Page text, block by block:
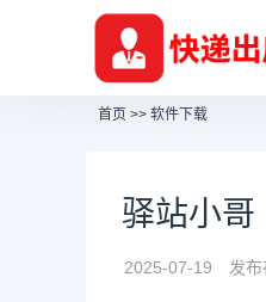
首页 >> 软件下载
驿站小哥
2025-07-19 发布